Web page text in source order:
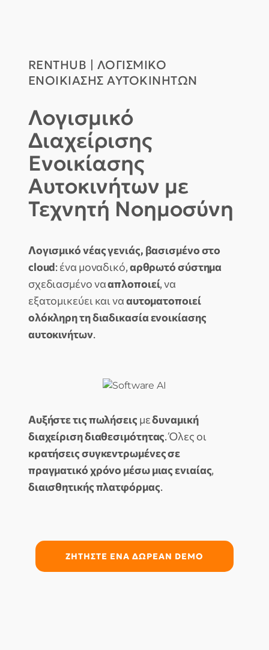
RENTHUB | ΛΟΓΙΣΜΙΚΌ
ΕΝΟΙΚΊΑΣΗΣ ΑΥΤΟΚΙΝΉΤΩΝ
Λογισμικό
Διαχείρισης
Ενοικίασης
Αυτοκινήτων με
Τεχνητή Νοημοσύνη
Λογισμικό νέας γενιάς, βασισμένο στο
cloud: ένα μοναδικό,αρθρωτό σύστημα
σχεδιασμένο νααπλοποιεί, να
εξατομικεύει και νααυτοματοποιεί
ολόκληρη τη διαδικασία ενοικίασης
αυτοκινήτων.
Αυξήστε τις πωλήσεις μεδυναμική
διαχείριση διαθεσιμότητας. Όλες οι
κρατήσεις συγκεντρωμένες σε
πραγματικό χρόνο μέσω μιας ενιαίας,
διαισθητικής πλατφόρμας.
ΖΗΤΗΣΤΕ ΕΝΑ ΔΩΡΕΑΝ DEMO